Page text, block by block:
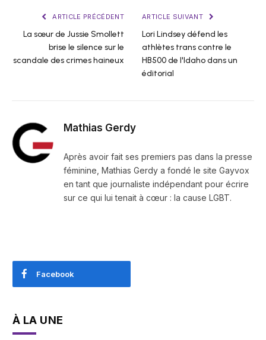
ARTICLE PRÉCÉDENT
La sœur de Jussie Smollett
brise le silence sur le
scandale des crimes haineux
ARTICLE SUIVANT
Lori Lindsey défend les
athlètes trans contre le
HB500 de l'Idaho dans un
éditorial
Mathias Gerdy
Après avoir fait ses premiers pas dans la presse
féminine, Mathias Gerdy a fondé le site Gayvox
en tant que journaliste indépendant pour écrire
sur ce qui lui tenait à cœur : la cause LGBT.
Facebook
À LA UNE